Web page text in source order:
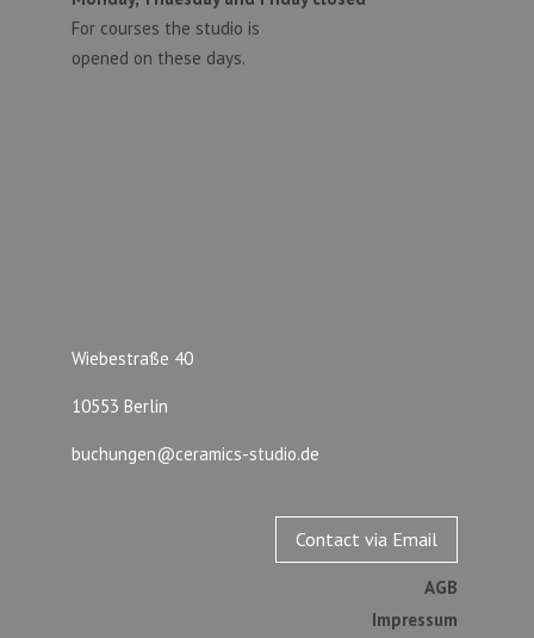
For courses the studio is
opened on these days.
Wiebestraße 40
10553 Berlin
buchungen@ceramics-studio.de
Contact via Email
AGB
Impressum